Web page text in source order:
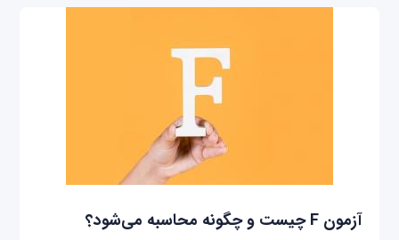
آزمون F چیست و چگونه محاسبه می‌شود؟